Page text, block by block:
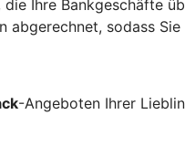
Ihre Bankgeschäfte
abgerechnet, sodass
-Angeboten Ihrer